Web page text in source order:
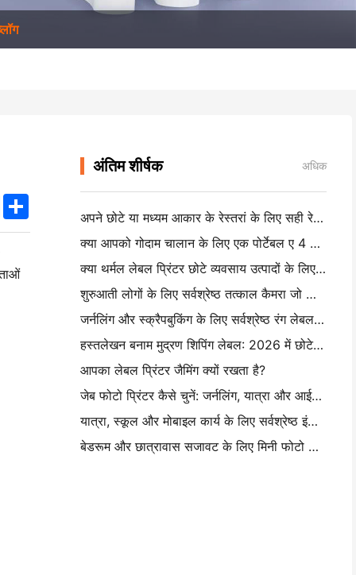
TwitterShare
अंतिम शीर्षक अधिक
अपने छोटे या मध्यम आकार के रेस्तरां के लिए सही रेस्तरां सॉफ्टवेयर कैसे चुनें
क्या आपको गोदाम चालान के लिए एक पोर्टेबल ए 4 प्रिंटर की आवश्यकता है? वास्तव में क्या काम करता है
क्या थर्मल लेबल प्रिंटर छोटे व्यवसाय उत्पादों के लिए पनरोक लेबल बना सकते हैं?
शुरुआती लोगों के लिए सर्वश्रेष्ठ तत्काल कैमरा जो कागज बर्बाद नहीं करना चाहते हैं
जर्नलिंग और स्क्रैपबुकिंग के लिए सर्वश्रेष्ठ रंग लेबल निर्माता: प्रत्येक पृष्ठ पर अधिक रंग जोड़ें
हस्तलेखन बनाम मुद्रण शिपिंग लेबल: 2026 में छोटे व्यवसायों के लिए सुझाव
आपका लेबल प्रिंटर जैमिंग क्यों रखता है?
जेब फोटो प्रिंटर कैसे चुनें: जर्नलिंग, यात्रा और आईफोन उपयोगकर्ताओं के लिए एक पूर्ण गाइड
यात्रा, स्कूल और मोबाइल कार्य के लिए सर्वश्रेष्ठ इंकलेस पोर्टेबल प्रिंटर: हनिन एमटी 620 प्रो समीक्षा
बेडरूम और छात्रावास सजावट के लिए मिनी फोटो वॉल लेआउट विचार और सुझाव